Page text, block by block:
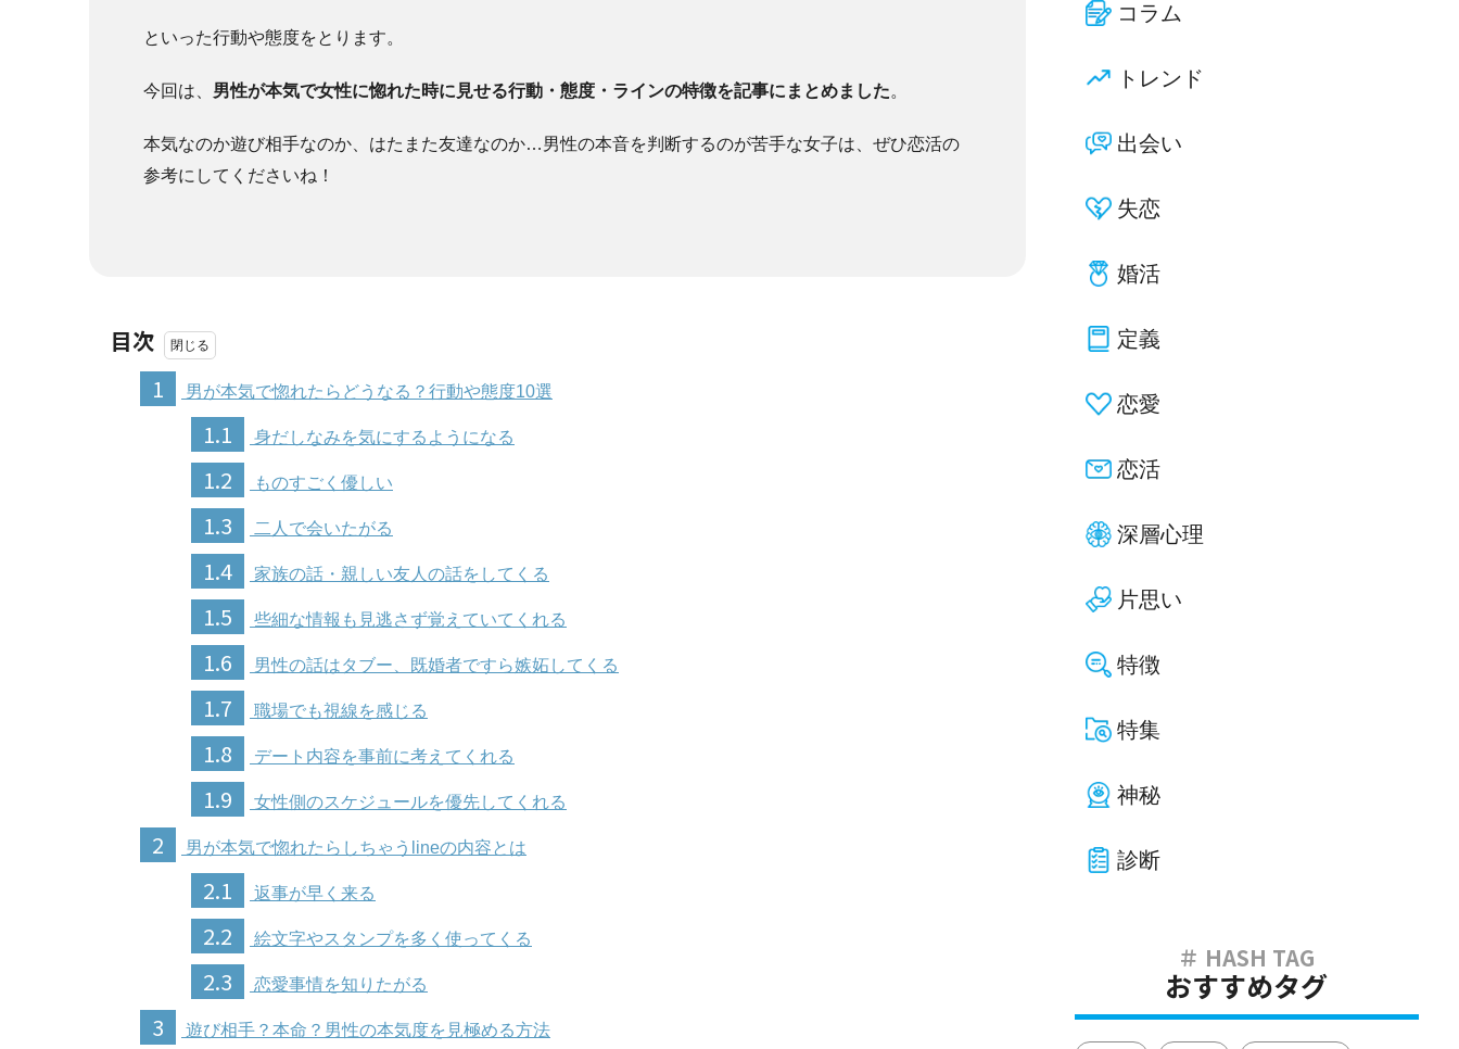
といった行動や態度をとります。
今回は、 男性が本気で女性に惚れた時に見せる行動・態度・ラインの特徴を記事にまとめました。
本気なのか遊び相手なのか、はたまた友達なのか…男性の本音を判断するのが苦手な女子は、ぜひ恋活の
参考にしてくださいね！
目次
1
男が本気で惚れたらどうなる？行動や態度10選
1.1 身だしなみを気にするようになる
1.2 ものすごく優しい
1.3 二人で会いたがる
1.4 家族の話・親しい友人の話をしてくる
1.5 些細な情報も見逃さず覚えていてくれる
1.6 男性の話はタブー、既婚者ですら嫉妬してくる
1.7 職場でも視線を感じる
1.8 デート内容を事前に考えてくれる
1.9 女性側のスケジュールを優先してくれる
2 男が本気で惚れたらしちゃうlineの内容とは
2.1 返事が早く来る
2.2 絵文字やスタンプを多く使ってくる
2.3 恋愛事情を知りたがる
3 遊び相手？本命？男性の本気度を見極める方法
コラム
トレンド
出会い
失恋
婚活
定義
恋愛
恋活
深層心理
片思い
特徴
特集
神秘
診断
おすすめタグ